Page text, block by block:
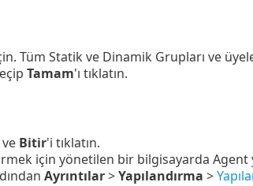
Tüm Statik ve Dinamik Grupları ve
Tamam'ı tıklatın.
Bitir'i tıklatın.
için yönetilen bir bilgisayarda Agent
Ayrıntılar>Yapılandırma >